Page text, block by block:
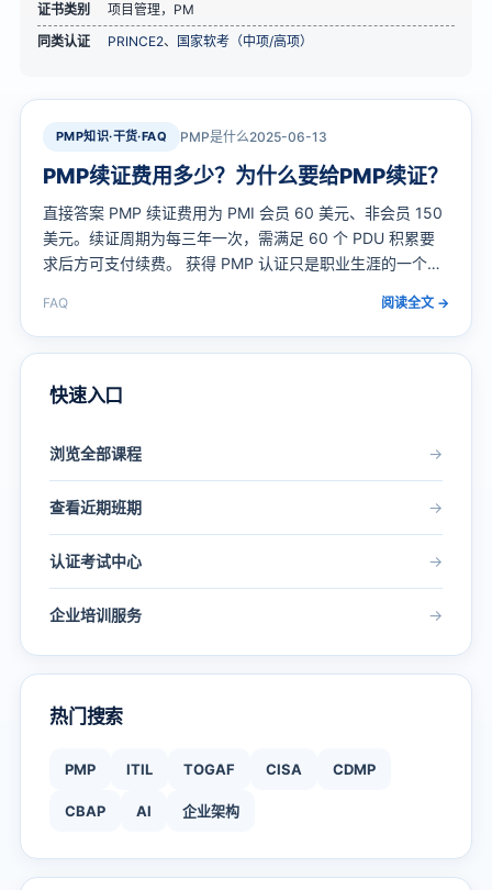
证书类别
项目管理，PM
同类认证
PRINCE2、 国家软考（中项/高项）
PMP知识·干货·FAQ PMP是什么2025-06-13
PMP续证费用多少？为什么要给PMP续证？
直接答案 PMP 续证费用为 PMI 会员 60 美元、非会员 150
美元。续证周期为每三年一次，需满足 60 个 PDU 积累要
求后方可支付续费。 获得 PMP 认证只是职业生涯的一个里
年，需要按时续证。很多持证人对续证费用和续证的必要性
有所疑惑，本…
FAQ 阅读全文 →
快速入口
浏览全部课程 →
查看近期班期 →
认证考试中心 →
企业培训服务 →
热门搜索
PMP ITIL TOGAF CISA CDMP
CBAP AI 企业架构